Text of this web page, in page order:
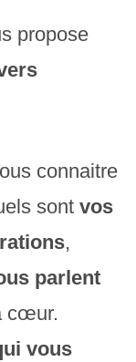
propose
connaitre
sont vos
,
parlent
cœur.
vous